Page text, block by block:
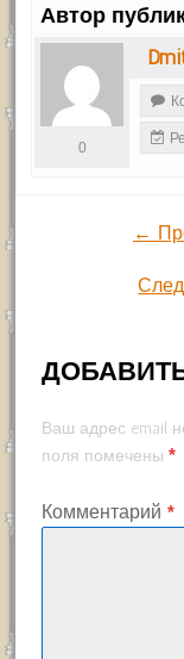
Автор
0
←
Ваш адрес email
поля помечены *
Комментарий *